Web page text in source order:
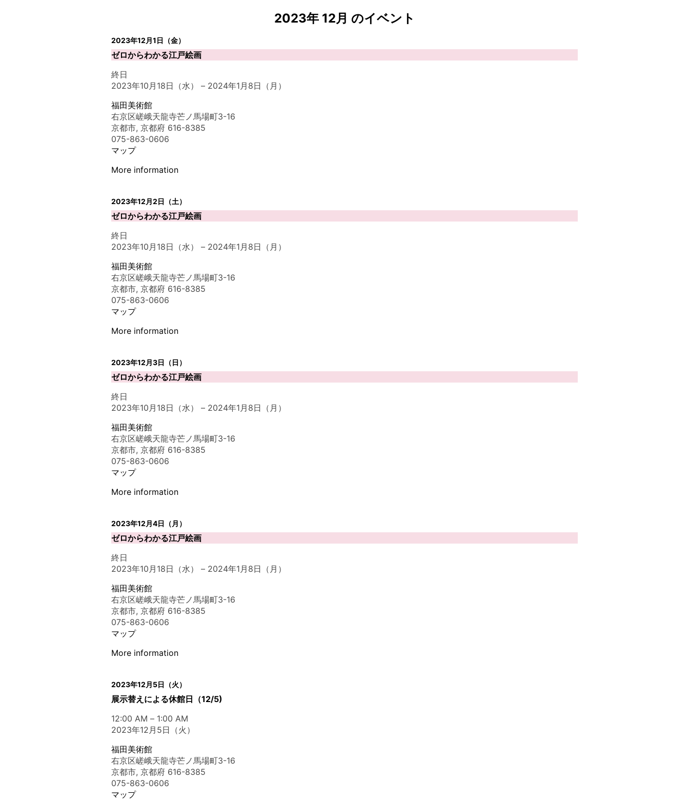
2023年 12月 のイベント
2023年12月1日（金）
ゼロからわかる江戸絵画
終日
2023年10月18日（水）
– 2024年1月8日（月）
福田美術館
右京区嵯峨天龍寺芒ノ馬場町3-16
京都市, 京都府 616-8385
075-863-0606
マップ
More information
2023年12月2日（土）
ゼロからわかる江戸絵画
終日
2023年10月18日（水）
– 2024年1月8日（月）
福田美術館
右京区嵯峨天龍寺芒ノ馬場町3-16
京都市, 京都府 616-8385
075-863-0606
マップ
More information
2023年12月3日（日）
ゼロからわかる江戸絵画
終日
2023年10月18日（水）
– 2024年1月8日（月）
福田美術館
右京区嵯峨天龍寺芒ノ馬場町3-16
京都市, 京都府 616-8385
075-863-0606
マップ
More information
2023年12月4日（月）
ゼロからわかる江戸絵画
終日
2023年10月18日（水）
– 2024年1月8日（月）
福田美術館
右京区嵯峨天龍寺芒ノ馬場町3-16
京都市, 京都府 616-8385
075-863-0606
マップ
More information
2023年12月5日（火）
展示替えによる休館日（12/5)
12:00 AM – 1:00 AM
2023年12月5日（火）
福田美術館
右京区嵯峨天龍寺芒ノ馬場町3-16
京都市, 京都府 616-8385
075-863-0606
マップ